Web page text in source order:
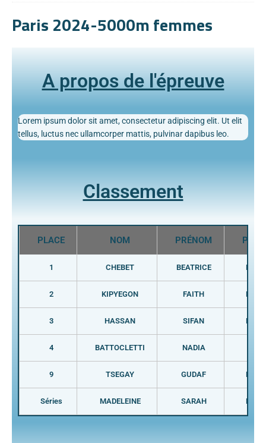
Paris 2024-5000m femmes
A propos de l'épreuve
Lorem ipsum dolor sit amet, consectetur adipiscing elit. Ut elit
tellus, luctus nec ullamcorper mattis, pulvinar dapibus leo.
Classement
PLACE NOM PRÉNOM PAYS
1 CHEBET BEATRICE KEN
2 KIPYEGON FAITH KEN
3 HASSAN SIFAN NED
4 BATTOCLETTI NADIA
9 TSEGAY GUDAF ETH
Séries MADELEINE SARAH FRA